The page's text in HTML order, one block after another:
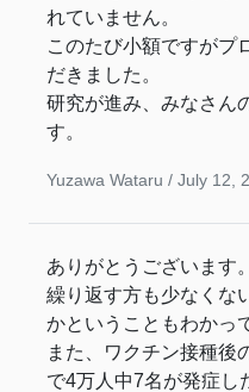
れていません。
このたび小額ですがプ
だきました。
研究が進み、みなさん
す。
Yuzawa Wataru / July 12,
ありがとうございます
繰り返す方も少なくな
かということもわかっ
また、ワクチン接種後
で4万人中7名が発症し